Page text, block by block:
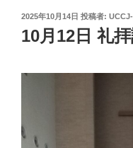
投
稿
日:
2025年10月14日 投稿者:
10月12日 礼